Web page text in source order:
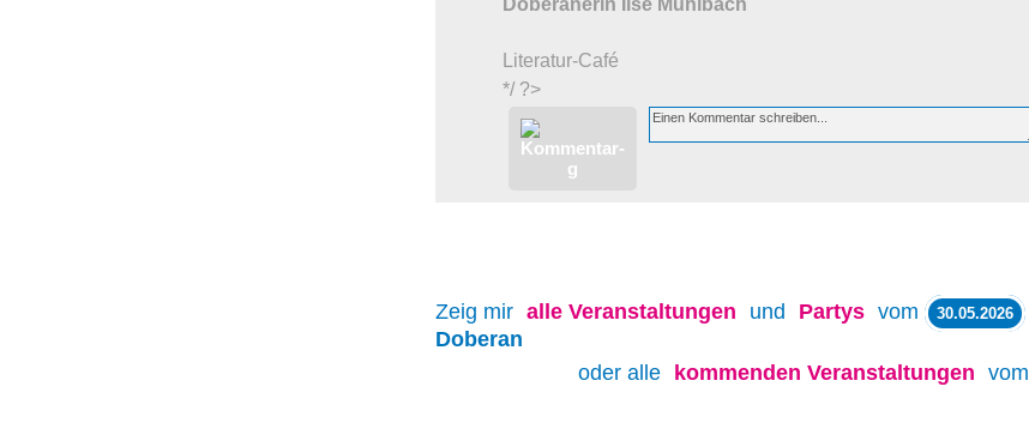
Literatur-Café
*/ ?>
Zeig mir alle Veranstaltungen und Partys vom 30.05.2026
Doberan
oder alle
kommenden Veranstaltungen vom